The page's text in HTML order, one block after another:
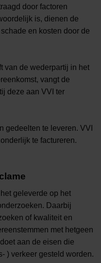
door factoren
is, dienen de
en kosten door de
van de wederpartij in het
vangt de
deze aan VVI ter
gedeelten te leveren. VVI
te factureren.
geleverde op het
Daarbij
of kwaliteit en
met hetgeen
aan de eisen die
) verkeer gesteld worden.